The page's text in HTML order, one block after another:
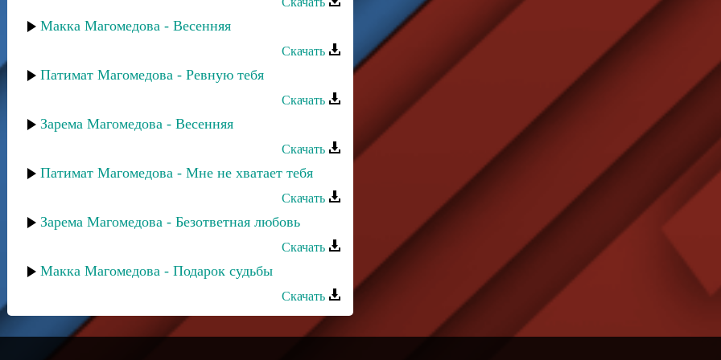
Макка Магомедова - Весенняя
Скачать
Патимат Магомедова - Ревную тебя
Скачать
Зарема Магомедова - Весенняя
Скачать
Патимат Магомедова - Мне не хватает тебя
Скачать
Зарема Магомедова - Безответная любовь
Скачать
Макка Магомедова - Подарок судьбы
Скачать